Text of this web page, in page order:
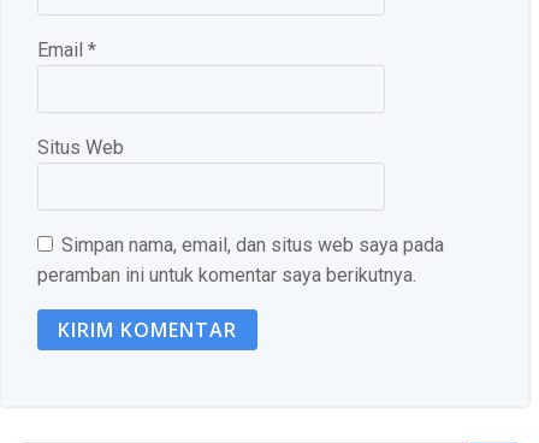
Email *
Situs Web
Simpan nama, email, dan situs web saya pada
peramban ini untuk komentar saya berikutnya.